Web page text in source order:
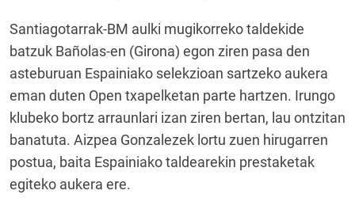
Santiagotarrak-BM aulki mugikorreko taldekide
batzuk Bañolas-en (Girona) egon ziren pasa den
asteburuan Espainiako selekzioan sartzeko aukera
eman duten Open txapelketan parte hartzen. Irungo
klubeko bortz arraunlari izan ziren bertan, lau ontzitan
banatuta. Aizpea Gonzalezek lortu zuen hirugarren
postua, baita Espainiako taldearekin prestaketak
egiteko aukera ere.